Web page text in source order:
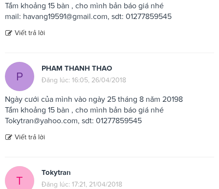
Tầm khoảng 15 bàn , cho mình bản báo giá nhé
mail: havang19591@gmail.com, sdt: 01277859545
Viết trả lời
P
PHAM THANH THAO
Đăng lúc: 16:05, 26/04/2018
Ngày cưới của mình vào ngày 25 tháng 8 năm 20198
Tầm khoảng 15 bàn , cho mình bản báo giá nhé
Tokytran@yahoo.com, sdt: 01277859545
Viết trả lời
T
Tokytran
Đăng lúc: 17:21, 21/04/2018